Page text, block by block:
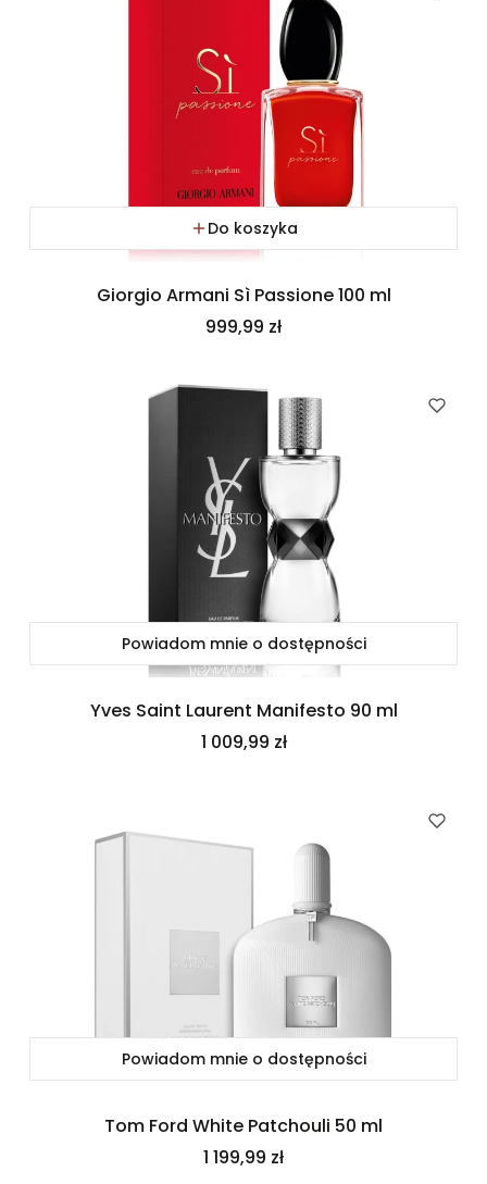
Do koszyka
Giorgio Armani Sì Passione 100 ml
Cena
999,99 zł
Powiadom mnie o dostępności
Yves Saint Laurent Manifesto 90 ml
Cena
1 009,99 zł
Powiadom mnie o dostępności
Tom Ford White Patchouli 50 ml
Cena
1 199,99 zł